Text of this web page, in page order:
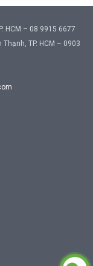
HCM – 08 9915 6677
TP. HCM – 0903